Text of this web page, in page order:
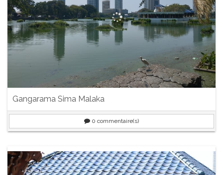
Gangarama Sima Malaka
0 commentaire(s)